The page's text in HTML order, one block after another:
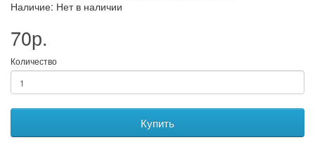
Наличие: Нет в наличии
70р.
Количество
Купить